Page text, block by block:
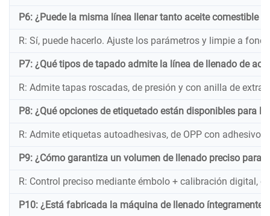
P6: ¿Puede la misma línea llenar tanto aceite comestible
R: Sí, puede hacerlo. Ajuste los parámetros y limpie a
P7: ¿Qué tipos de tapado admite la línea de llenado de
R: Admite tapas roscadas, de presión y con anilla de
P8: ¿Qué opciones de etiquetado están disponibles para
R: Admite etiquetas autoadhesivas, de OPP con adhesivo
P9: ¿Cómo garantiza un volumen de llenado preciso para
R: Control preciso mediante émbolo + calibración digital,
P10: ¿Está fabricada la máquina de llenado